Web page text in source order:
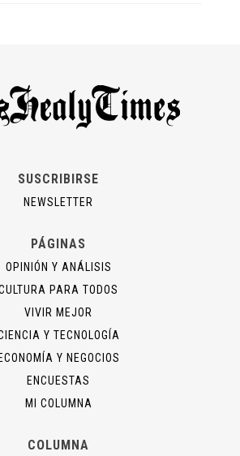
SUSCRIBIRSE
NEWSLETTER
PÁGINAS
OPINIÓN Y ANÁLISIS
PARA TODOS
VIVIR MEJOR
Y TECNOLOGÍA
ECONOMÍA Y NEGOCIOS
ENCUESTAS
MI COLUMNA
COLUMNA